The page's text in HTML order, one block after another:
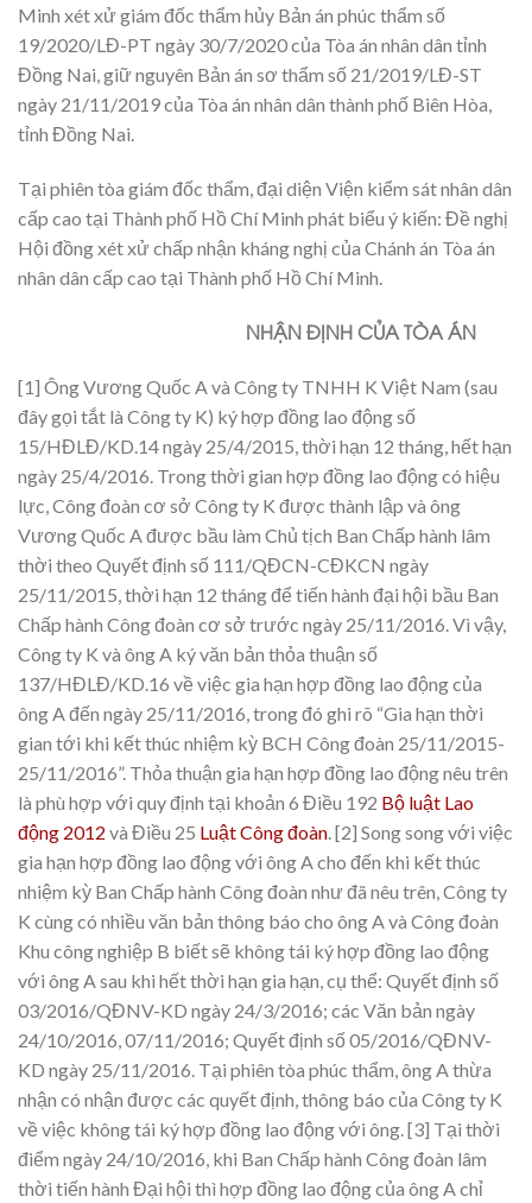
Minh xét xử giám đốc thẩm hủy Bản án phúc thẩm số
19/2020/LĐ-PT ngày 30/7/2020 của Tòa án nhân dân tỉnh
Đồng Nai, giữ nguyên Bản án sơ thẩm số 21/2019/LĐ-ST
ngày 21/11/2019 của Tòa án nhân dân thành phố Biên Hòa,
tỉnh Đồng Nai.
Tại phiên tòa giám đốc thẩm, đại diện Viện kiểm sát nhân dân
cấp cao tại Thành phố Hồ Chí Minh phát biểu ý kiến: Đề nghị
Hội đồng xét xử chấp nhận kháng nghị của Chánh án Tòa án
nhân dân cấp cao tại Thành phố Hồ Chí Minh.
NHẬN ĐỊNH CỦA TÒA ÁN
[1] Ông Vương Quốc A và Công ty TNHH K Việt Nam (sau
đây gọi tắt là Công ty K) ký hợp đồng lao động số
15/HĐLĐ/KD.14 ngày 25/4/2015, thời hạn 12 tháng, hết hạn
ngày 25/4/2016. Trong thời gian hợp đồng lao động có hiệu
lực, Công đoàn cơ sở Công ty K được thành lập và ông
Vương Quốc A được bầu làm Chủ tịch Ban Chấp hành lâm
thời theo Quyết định số 111/QĐCN-CĐKCN ngày
25/11/2015, thời hạn 12 tháng để tiến hành đại hội bầu Ban
Chấp hành Công đoàn cơ sở trước ngày 25/11/2016. Vì vậy,
Công ty K và ông A ký văn bản thỏa thuận số
137/HĐLĐ/KD.16 về việc gia hạn hợp đồng lao động của
ông A đến ngày 25/11/2016, trong đó ghi rõ “Gia hạn thời
gian tới khi kết thúc nhiệm kỳ BCH Công đoàn 25/11/2015-
25/11/2016”. Thỏa thuận gia hạn hợp đồng lao động nêu trên
là phù hợp với quy định tại khoản 6 Điều 192 Bộ luật Lao
động 2012 và Điều 25 Luật Công đoàn.[2] Song song với việc
gia hạn hợp đồng lao động với ông A cho đến khi kết thúc
nhiệm kỳ Ban Chấp hành Công đoàn như đã nêu trên, Công ty
K cùng có nhiều văn bản thông báo cho ông A và Công đoàn
Khu công nghiệp B biết sẽ không tái ký hợp đồng lao động
với ông A sau khi hết thời hạn gia hạn, cụ thể: Quyết định số
03/2016/QĐNV-KD ngày 24/3/2016; các Văn bản ngày
24/10/2016, 07/11/2016; Quyết định số 05/2016/QĐNV-
KD ngày 25/11/2016. Tại phiên tòa phúc thẩm, ông A thừa
nhận có nhận được các quyết định, thông báo của Công ty K
về việc không tái ký hợp đồng lao động với ông.[3] Tại thời
điểm ngày 24/10/2016, khi Ban Chấp hành Công đoàn lâm
thời tiến hành Đại hội thì hợp đồng lao động của ông A chỉ